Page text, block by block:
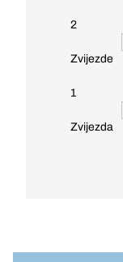
2
Zvijezde
1
Zvijezda